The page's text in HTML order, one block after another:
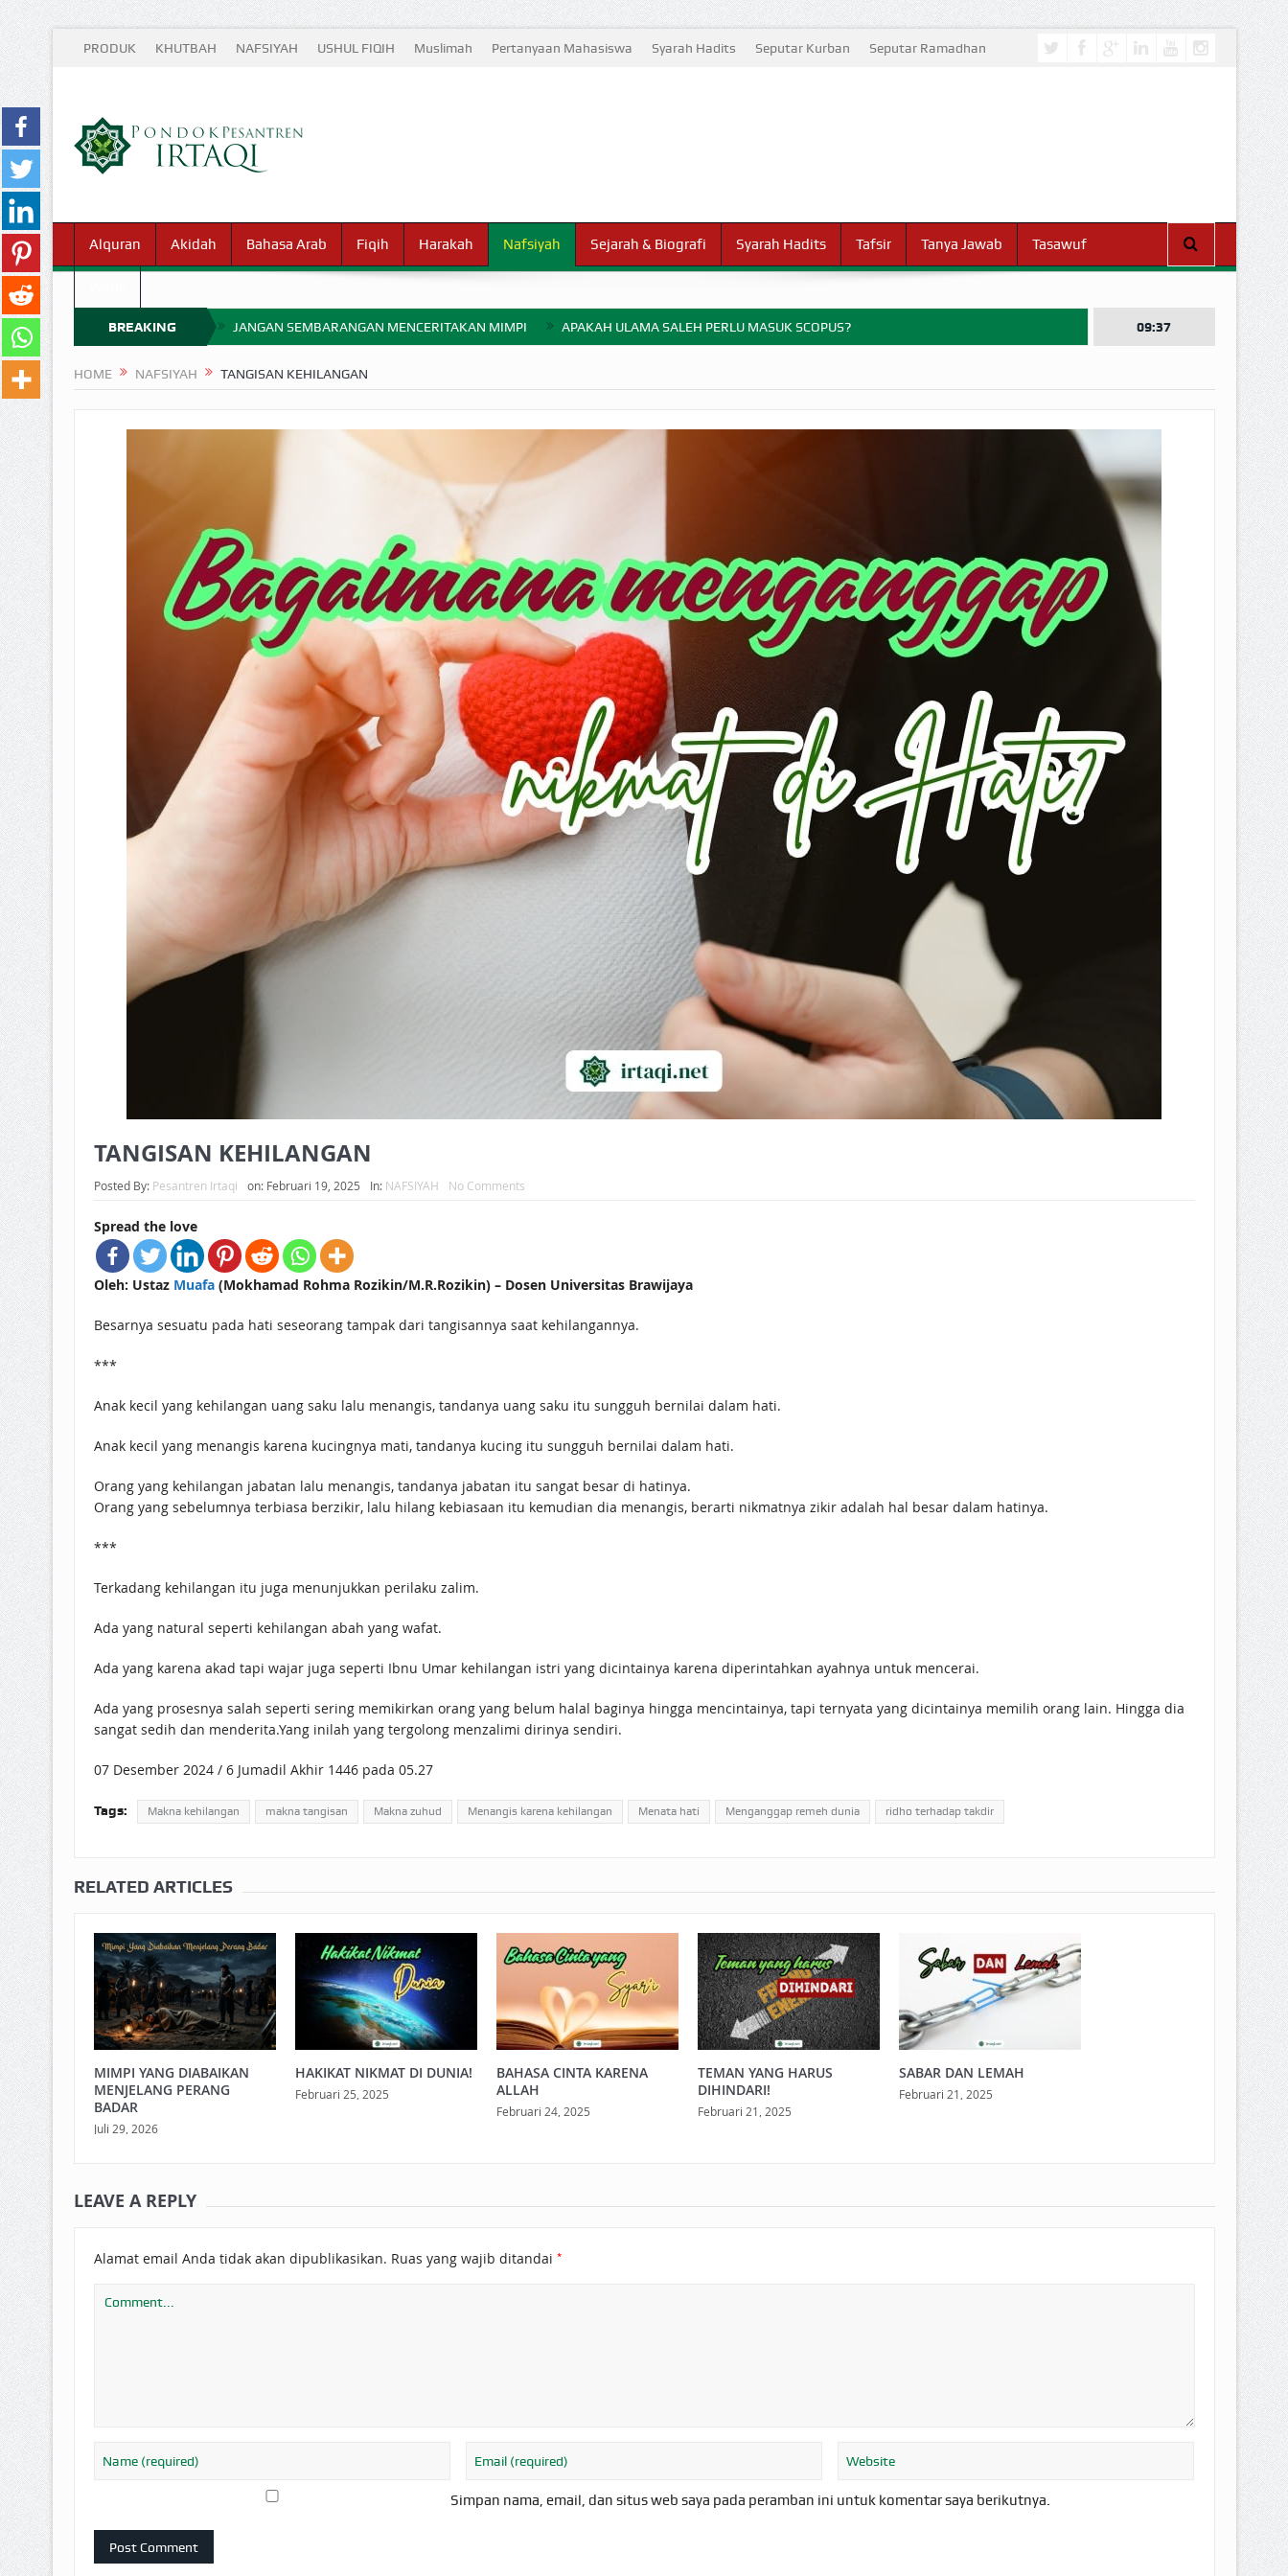
PRODUK KHUTBAH NAFSIYAH USHUL FIQIH Muslimah Pertanyaan Mahasiswa Syarah Hadits Seputar Kurban Seputar Ramadhan
Alquran Akidah Bahasa Arab Fiqih Harakah Nafsiyah Sejarah & Biografi Syarah Hadits Tafsir Tanya Jawab Tasawuf
BREAKING
NEWS
JANGAN SEMBARANGAN MENCERITAKAN MIMPI APAKAH ULAMA SALEH PERLU MASUK SCOPUS?
BAGAIMANA CARA MEMBAYAR ZAKAT UANG? UANG HARAM BISA MENJADI HALAL JIKA SEBAB KEPEMILIKANNYA BERUBAH
ISTIDLAL BATIL VS ISTIDLAL SYAR’I BAHASA CINTA KARENA ALLAH
HUKUM MEMBAYAR ZAKAT KEPADA KERABAT SENDIRI
09:37
HOME NAFSIYAH TANGISAN KEHILANGAN
TANGISAN KEHILANGAN
Posted By: Pesantren Irtaqi on: Februari 19, 2025 In: NAFSIYAH No Comments
Spread the love
Oleh: Ustaz Muafa(Mokhamad Rohma Rozikin/M.R.Rozikin) – Dosen Universitas Brawijaya
Besarnya sesuatu pada hati seseorang tampak dari tangisannya saat kehilangannya.
***
Anak kecil yang kehilangan uang saku lalu menangis, tandanya uang saku itu sungguh bernilai dalam hati.
Anak kecil yang menangis karena kucingnya mati, tandanya kucing itu sungguh bernilai dalam hati.
Orang yang kehilangan jabatan lalu menangis, tandanya jabatan itu sangat besar di hatinya.
Orang yang sebelumnya terbiasa berzikir, lalu hilang kebiasaan itu kemudian dia menangis, berarti nikmatnya zikir adalah hal besar dalam hatinya.
***
Terkadang kehilangan itu juga menunjukkan perilaku zalim.
Ada yang natural seperti kehilangan abah yang wafat.
Ada yang karena akad tapi wajar juga seperti Ibnu Umar kehilangan istri yang dicintainya karena diperintahkan ayahnya untuk mencerai.
Ada yang prosesnya salah seperti sering memikirkan orang yang belum halal baginya hingga mencintainya, tapi ternyata yang dicintainya memilih orang lain. Hingga dia
sangat sedih dan menderita.Yang inilah yang tergolong menzalimi dirinya sendiri.
07 Desember 2024 / 6 Jumadil Akhir 1446 pada 05.27
Tags: Makna kehilangan makna tangisan Makna zuhud Menangis karena kehilangan Menata hati Menganggap remeh dunia ridho terhadap takdir
RELATED ARTICLES
MIMPI YANG DIABAIKAN
MENJELANG PERANG
BADAR
Juli 29, 2026
HAKIKAT NIKMAT DI DUNIA!
Februari 25, 2025
BAHASA CINTA KARENA
ALLAH
Februari 24, 2025
TEMAN YANG HARUS
DIHINDARI!
Februari 21, 2025
SABAR DAN LEMAH
Februari 21, 2025
LEAVE A REPLY
Alamat email Anda tidak akan dipublikasikan. Ruas yang wajib ditandai *
Simpan nama, email, dan situs web saya pada peramban ini untuk komentar saya berikutnya.